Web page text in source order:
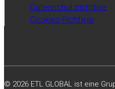
Datenschutzrichtlinie
Cookies-Richtlinie
© 2026 ETL GLOBAL ist eine